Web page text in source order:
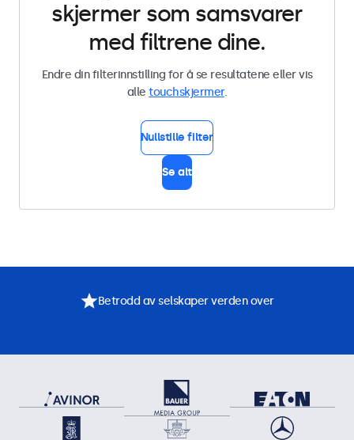
skjermer som samsvarer
med filtrene dine.
Endre din filterinnstilling for å se resultatene eller vis
alletouchskjermer.
Nullstille filter
Se alt
Betrodd av selskaper verden over